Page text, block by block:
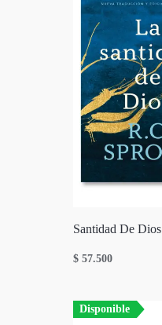
Santidad De Dios
$ 57.500
Disponible